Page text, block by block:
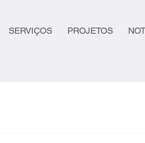
SERVIÇOS PROJETOS